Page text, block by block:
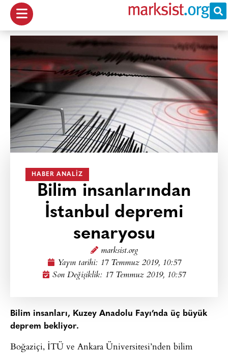
HABER ANALIZ
Bilim insanlarından
İstanbul depremi
senaryosu
marksist.org
Yayın tarihi: 17 Temmuz 2019, 10:57
Son Değişiklik: 17 Temmuz 2019, 10:57
Bilim insanları, Kuzey Anadolu Fayı’nda üç büyük
deprem bekliyor.
Boğaziçi, İTÜ ve Ankara Üniversitesi’nden bilim